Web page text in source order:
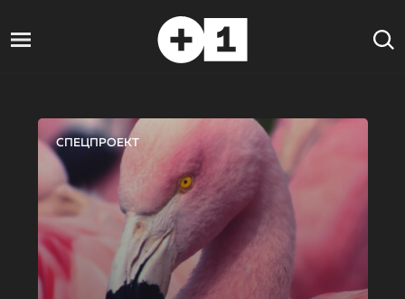
СПЕЦПРОЕКТ